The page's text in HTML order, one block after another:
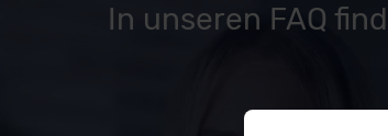
In unseren FAQ